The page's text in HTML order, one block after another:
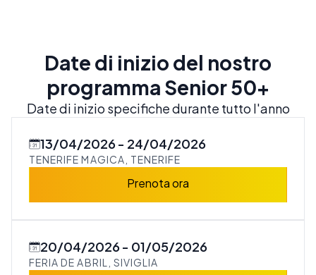
Date di inizio del nostro
programma Senior 50+
Date di inizio specifiche durante tutto l'anno
13/04/2026 24/04/2026
TENERIFE MAGICA, TENERIFE
Prenota ora
20/04/2026 01/05/2026
FERIA DE ABRIL, SIVIGLIA